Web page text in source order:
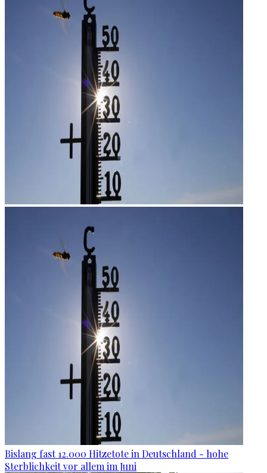
Bislang fast 12.000 Hitzetote in Deutschland - hohe
Sterblichkeit vor allem im Juni